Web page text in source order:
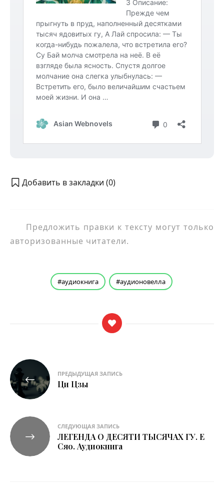
Добавить в закладки (0)
Предложить правки к тексту могут только
авторизованные читатели.
аудиокнига аудионовелла
Навигация
по
записям
ПРЕДЫДУЩАЯ ЗАПИСЬ
Ци Цзы
СЛЕДУЮЩАЯ ЗАПИСЬ
ЛЕГЕНДА О ДЕСЯТИ ТЫСЯЧАХ ГУ. Е
Сяо. Аудиокнига